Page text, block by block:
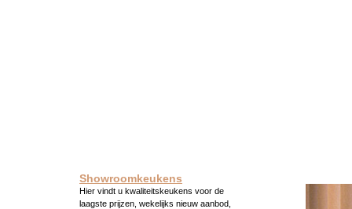
Showroomkeukens
Hier vindt u kwaliteitskeukens voor de
laagste prijzen, wekelijks nieuw aanbod,